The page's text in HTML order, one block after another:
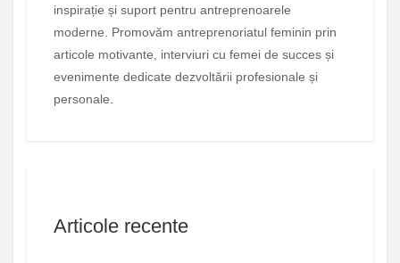
inspirație și suport pentru antreprenoarele
moderne. Promovăm antreprenoriatul feminin prin
articole motivante, interviuri cu femei de succes și
evenimente dedicate dezvoltării profesionale și
personale.
Articole recente